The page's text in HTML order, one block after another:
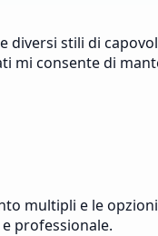
diversi stili di
mi consente di
multipli e le
professionale.